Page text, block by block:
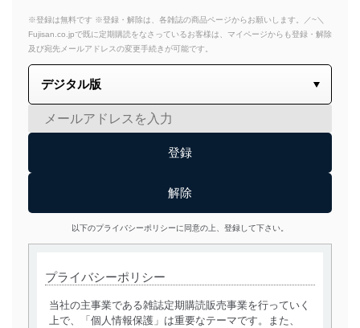
※登録は無料です ※登録・解除は、各雑誌の商品ページからお願いします。／~＼
Fujisan.co.jpで既に定期購読をなさっているお客様は、マイページからも登録・解除
及び宛先メールアドレスの変更手続きが可能です。
以下のプライバシーポリシーに同意の上、登録して下さい。
プライバシーポリシー
当社の主事業である雑誌定期購読販売事業を行っていく
上で、「個人情報保護」は重要なテーマです。また、